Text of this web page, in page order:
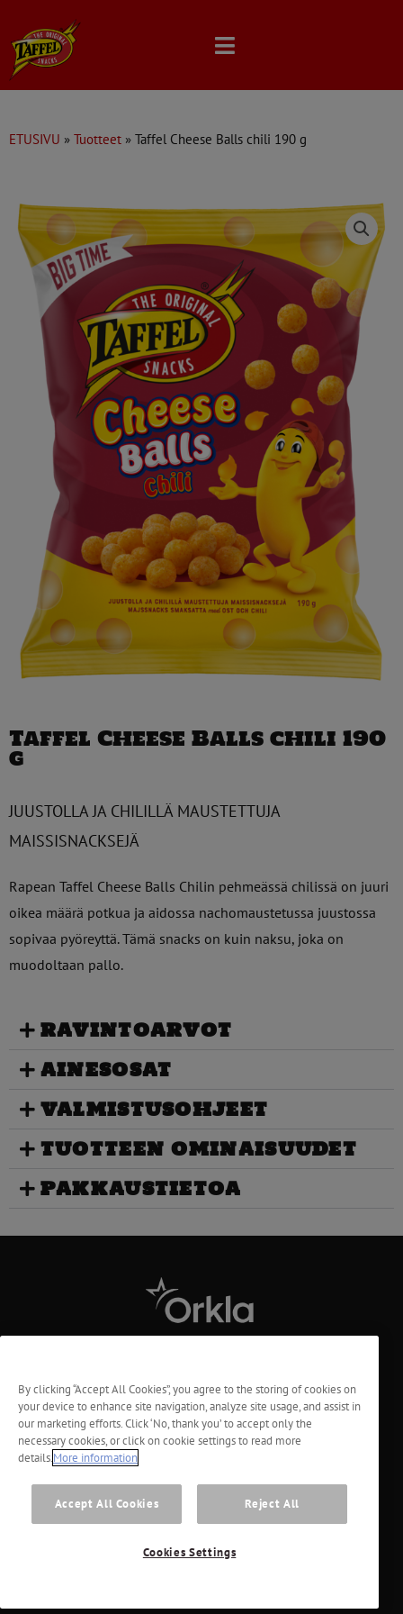
to
content
ETUSIVU » Tuotteet » Taffel Cheese Balls chili 190 g
Taffel Cheese Balls chili 190
g
JUUSTOLLA JA CHILILLÄ MAUSTETTUJA
MAISSISNACKSEJÄ
Rapean Taffel Cheese Balls Chilin pehmeässä chilissä on juuri
oikea määrä potkua ja aidossa nachomaustetussa juustossa
sopivaa pyöreyttä. Tämä snacks on kuin naksu, joka on
muodoltaan pallo.
RAVINTOARVOT
AINESOSAT
VALMISTUSOHJEET
TUOTTEEN OMINAISUUDET
PAKKAUSTIETOA
Tietosuoja
Vastuu
Evästeiden ja henkilötietojen käyttö
Ota yhteyttä
By clicking “Accept All Cookies”, you agree to the storing of cookies on
your device to enhance site navigation, analyze site usage, and assist in
our marketing efforts. Click ‘No, thank you’ to accept only the
necessary cookies, or click on cookie settings to read more
details.More information
Accept All Cookies Reject All
Cookies Settings